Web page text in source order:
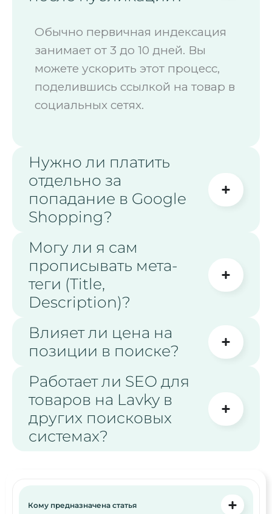
Обычно первичная индексация
занимает от 3 до 10 дней. Вы
можете ускорить этот процесс,
поделившись ссылкой на товар в
социальных сетях.
Нужно ли платить
отдельно за
попадание в Google
Shopping?
Могу ли я сам
прописывать мета-
теги (Title,
Description)?
Влияет ли цена на
позиции в поиске?
Работает ли SEO для
товаров на Lavky в
других поисковых
системах?
Кому предназначена статья